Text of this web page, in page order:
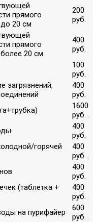
прямого
20 см
200
руб.
прямого
20 см
400
руб.
100
руб.
загрязнений,
400
руб.
1600
руб.
400
руб.
горячей
400
руб.
400
руб.
(таблетка +
400
руб.
на пурифайер
600
руб.